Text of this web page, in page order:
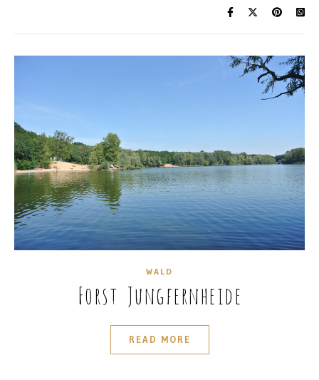
WALD
Forst Jungfernheide
READ MORE